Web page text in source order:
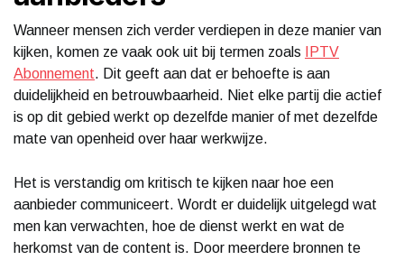
Wanneer mensen zich verder verdiepen in deze manier van
kijken, komen ze vaak ook uit bij termen zoals
IPTV
Abonnement. Dit geeft aan dat er behoefte is aan
duidelijkheid en betrouwbaarheid. Niet elke partij die actief
is op dit gebied werkt op dezelfde manier of met dezelfde
mate van openheid over haar werkwijze.
Het is verstandig om kritisch te kijken naar hoe een
aanbieder communiceert. Wordt er duidelijk uitgelegd wat
men kan verwachten, hoe de dienst werkt en wat de
herkomst van de content is. Door meerdere bronnen te